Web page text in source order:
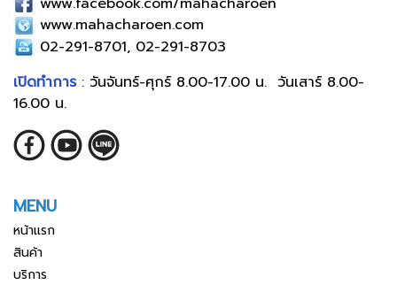
www.mahacharoen.com
02-291-8701, 02-291-8703
เปิดทำการ: วันจันทร์-ศุกร์ 8.00-17.00 น. วันเสาร์ 8.00-
16.00 น.
MENU
หน้าแรก
สินค้า
บริการ